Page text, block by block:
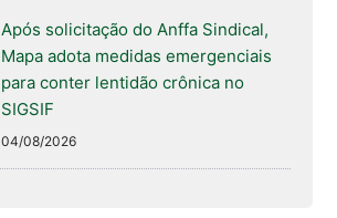
Após solicitação do Anffa Sindical,
Mapa adota medidas emergenciais
para conter lentidão crônica no
SIGSIF
04/08/2026